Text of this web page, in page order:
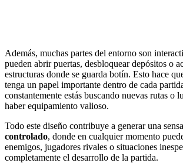
Además, muchas partes del entorno son
pueden abrir puertas, desbloquear depósitos o
estructuras donde se guarda botín. Esto hace
tenga un papel importante dentro de cada
constantemente estás buscando nuevas rutas o
haber equipamiento valioso.
Todo este diseño contribuye a generar una
controlado, donde en cualquier momento
enemigos, jugadores rivales o situaciones
completamente el desarrollo de la partida.